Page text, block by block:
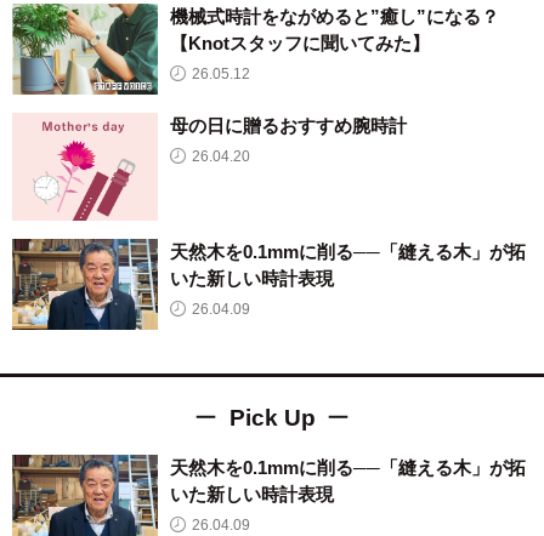
機械式時計をながめると”癒し”になる？
【Knotスタッフに聞いてみた】
26.05.12
母の日に贈るおすすめ腕時計
26.04.20
天然木を0.1mmに削る──「縫える木」が拓
いた新しい時計表現
26.04.09
Pick Up
天然木を0.1mmに削る──「縫える木」が拓
いた新しい時計表現
26.04.09